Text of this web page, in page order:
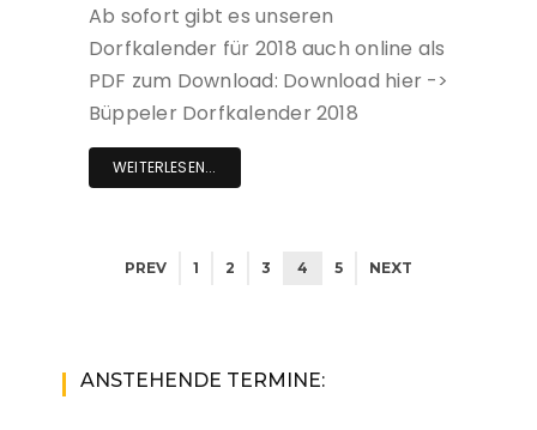
Ab sofort gibt es unseren
Dorfkalender für 2018 auch online als
PDF zum Download: Download hier ->
Büppeler Dorfkalender 2018
WEITERLESEN...
PREV 1 2 3 4 5 NEXT
ANSTEHENDE TERMINE: